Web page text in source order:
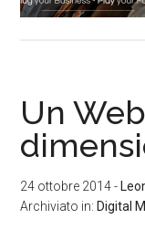
Un
24 ottobre 2014-
Archiviato in: Digital